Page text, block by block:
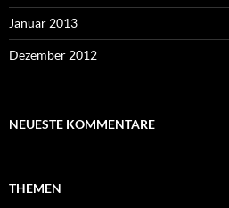
Januar 2013
Dezember 2012
NEUESTE KOMMENTARE
THEMEN